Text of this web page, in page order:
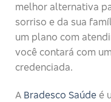
melhor alternativa
sorriso e da sua
um plano com
você contará com
credenciada.
A Bradesco Saúde é